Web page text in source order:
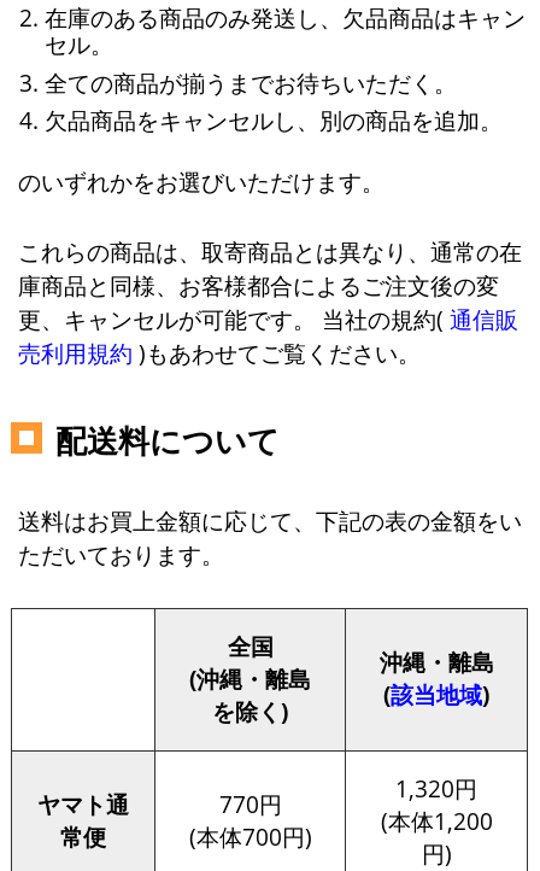
在庫のある商品のみ発送し、欠品商品はキャン
セル。
全ての商品が揃うまでお待ちいただく。
欠品商品をキャンセルし、別の商品を追加。
のいずれかをお選びいただけます。
これらの商品は、取寄商品とは異なり、通常の在
庫商品と同様、お客様都合によるご注文後の変
更、キャンセルが可能です。 当社の規約( 通信販
売利用規約 )もあわせてご覧ください。
配送料について
送料はお買上金額に応じて、下記の表の金額をい
ただいております。
全国
(沖縄・離島
を除く)
沖縄・離島
(該当地域)
ヤマト通
常便
770円
(本体700円)
1,320円
(本体1,200
円)